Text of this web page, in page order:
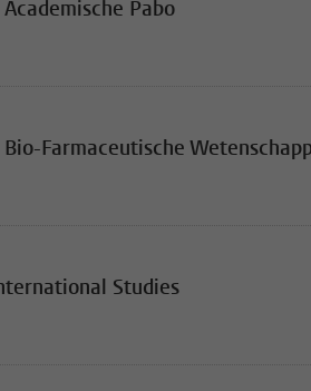
Pabo
Farmaceutische
Studies